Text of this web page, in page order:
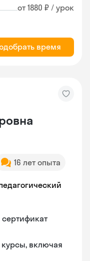
от 1880 ₽ / урок
время
16 лет опыта
включая